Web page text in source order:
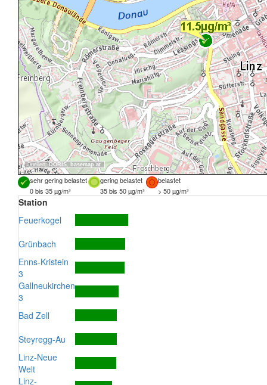
Quellen:DORIS, basemap.at
sehr gering belastet gering belastet
belastet
0 bis 35 µg/m³
35 bis 50 µg/m³ > 50 µg/m³
Station
Feuerkogel
Grünbach
Enns-Kristein
3
Gallneukirchen
3
Bad Zell
Steyregg-Au
Linz-Neue
Welt
Linz-